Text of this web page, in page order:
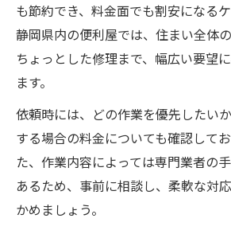
も節約でき、料金面でも割安になるケ
静岡県内の便利屋では、住まい全体
ちょっとした修理まで、幅広い要望
ます。
依頼時には、どの作業を優先したい
する場合の料金についても確認して
た、作業内容によっては専門業者の
あるため、事前に相談し、柔軟な対
かめましょう。